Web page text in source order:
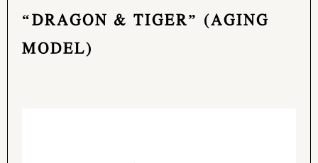
“DRAGON & TIGER” (AGING
MODEL)